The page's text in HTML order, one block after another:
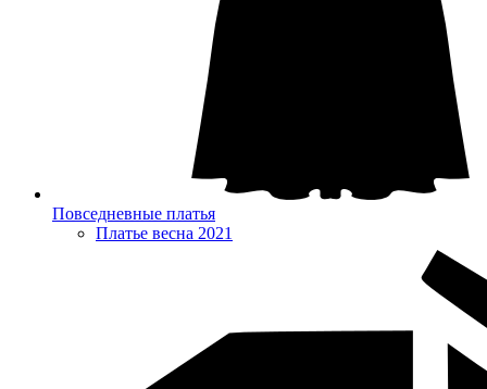
Повседневные платья
Платье весна 2021